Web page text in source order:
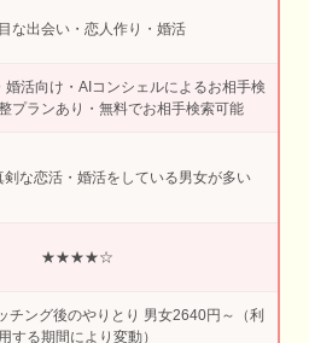
な出会い・恋人作り・婚活
婚活向け・AIコンシェルによるお相手検
プランあり・無料でお相手検索可能
剣な恋活・婚活をしている男女が多い
★★★★☆
チング後のやりとり 男女2640円～（利
用する期間により変動）